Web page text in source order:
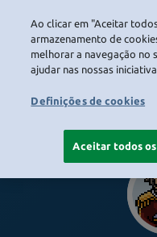
Ao clicar em "Aceitar
armazenamento de
melhorar a navegação no
ajudar nas nossas
Definições de cookies
Aceitar todos